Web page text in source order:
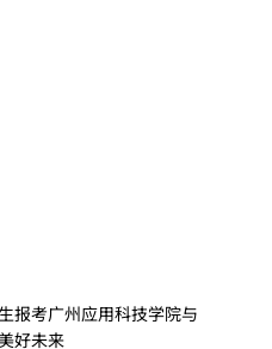
报考广州应用科技学院与
好未来